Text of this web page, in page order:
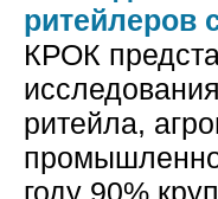
ритейлеров
КРОК
ритейла,
году 90%